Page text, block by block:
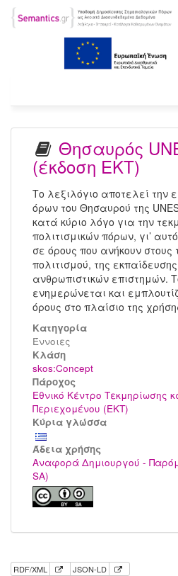
Θησαυρός
(έκδοση ΕΚΤ)
Το λεξιλόγιο αποτελεί την
όρων του Θησαυρού της
κατά κύριο λόγο για την
πολιτισμικών πόρων, γι’
σε όρους που ανήκουν στους
πολιτισμού, της
ανθρωπιστικών επιστημών.
ενημερώνεται και
όρους στο πλαίσιο της
Κατηγορία
Έννοιες
Kλάση
skos:Concept
Πάροχος
Εθνικό Κέντρο Τεκμηρίωσης
Περιεχομένου (ΕΚΤ)
Κύρια γλώσσα
Άδεια χρήσης
Αναφορά Δημιουργού -
SA)
RDF/XML JSON-LD